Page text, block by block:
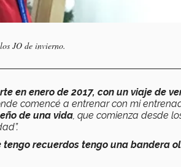
JO de invierno.
en enero de 2017, con un viaje de
comencé a entrenar con mi
de una vida, que comienza desde
tengo recuerdos tengo una bandera